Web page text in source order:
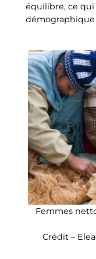
équilibre, ce
Femmes
Crédit –